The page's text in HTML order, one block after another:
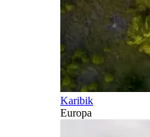
Karibik
Europa